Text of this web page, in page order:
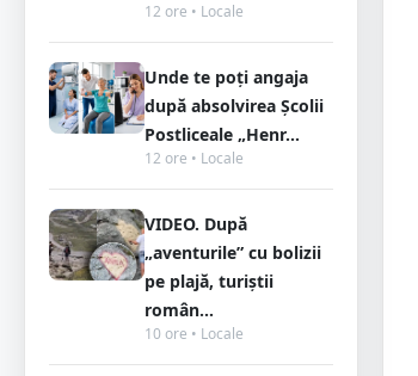
12 ore • Locale
Unde te poți angaja
după absolvirea Școlii
Postliceale „Henr...
12 ore • Locale
VIDEO. După
„aventurile” cu bolizii
pe plajă, turiștii
român...
10 ore • Locale